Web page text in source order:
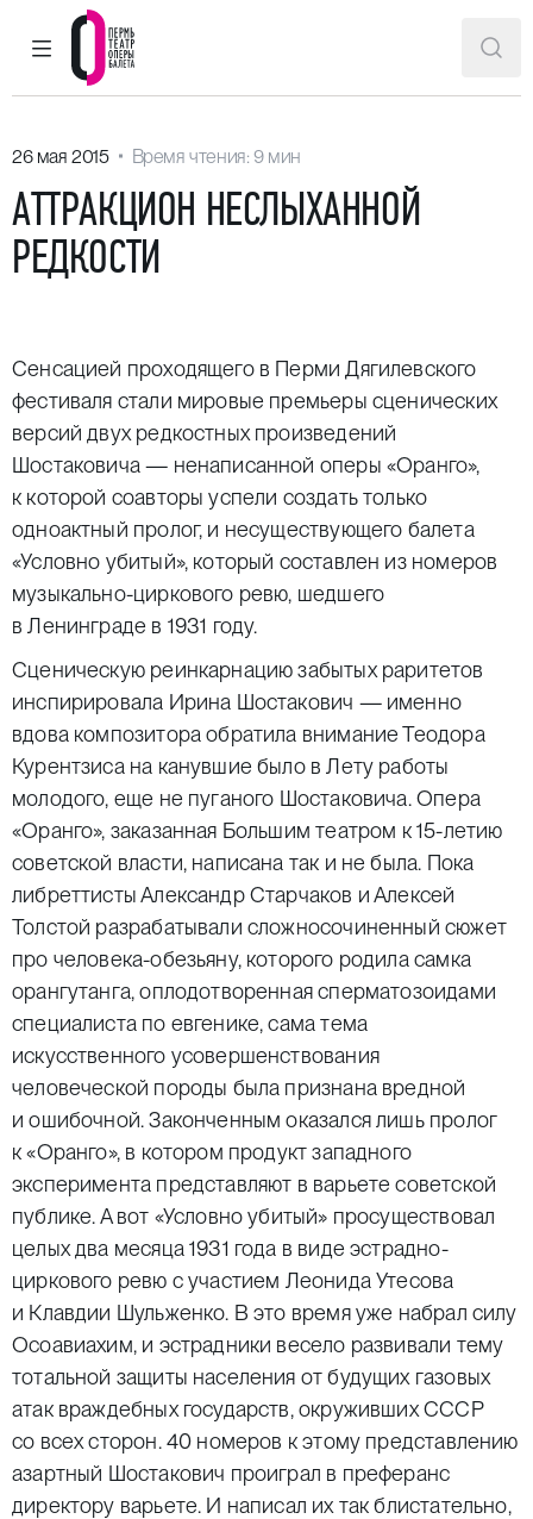
ГЛАВНОЕ МЕНЮ
Пермский театр оперы и балета
26 мая 2015 Время чтения: 9 мин
АТТРАКЦИОН НЕСЛЫХАННОЙ
РЕДКОСТИ
Сенсацией проходящего в Перми Дягилевского
фестиваля стали мировые премьеры сценических
версий двух редкостных произведений
Шостаковича — ненаписанной оперы «Оранго»,
к которой соавторы успели создать только
одноактный пролог, и несуществующего балета
«Условно убитый», который составлен из номеров
музыкально-циркового ревю, шедшего
в Ленинграде в 1931 году.
Сценическую реинкарнацию забытых раритетов
инспирировала Ирина Шостакович — именно
вдова композитора обратила внимание Теодора
Курентзиса на канувшие было в Лету работы
молодого, еще не пуганого Шостаковича. Опера
«Оранго», заказанная Большим театром к 15-летию
советской власти, написана так и не была. Пока
либреттисты Александр Старчаков и Алексей
Толстой разрабатывали сложносочиненный сюжет
про человека-обезьяну, которого родила самка
орангутанга, оплодотворенная сперматозоидами
специалиста по евгенике, сама тема
искусственного усовершенствования
человеческой породы была признана вредной
и ошибочной. Законченным оказался лишь пролог
к «Оранго», в котором продукт западного
эксперимента представляют в варьете советской
публике. А вот «Условно убитый» просуществовал
целых два месяца 1931 года в виде эстрадно-
циркового ревю с участием Леонида Утесова
и Клавдии Шульженко. В это время уже набрал силу
Осоавиахим, и эстрадники весело развивали тему
тотальной защиты населения от будущих газовых
атак враждебных государств, окруживших СССР
со всех сторон. 40 номеров к этому представлению
азартный Шостакович проиграл в преферанс
директору варьете. И написал их так блистательно,